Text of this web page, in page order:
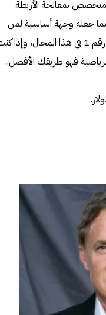
متخصص بمعالجة الأربطة
مما جعله وجهة أساسية لمن
يصاب من الرياضيين، حيث برز كثيراً وأصبح رقم 1 في هذا المجال،
فهو طريقك الأفضل..